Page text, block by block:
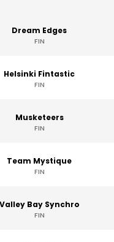
Dream Edges
FIN
Helsinki Fintastic
FIN
Musketeers
FIN
Team Mystique
FIN
Valley Bay Synchro
FIN